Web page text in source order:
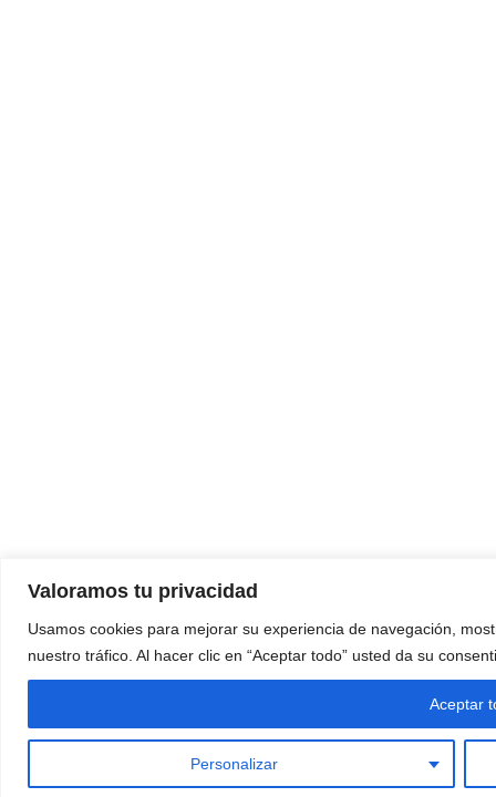
Valoramos tu privacidad
Usamos cookies para mejorar su experiencia de navegación,
nuestro tráfico. Al hacer clic en “Aceptar todo” usted da su
Personalizar
Aceptar